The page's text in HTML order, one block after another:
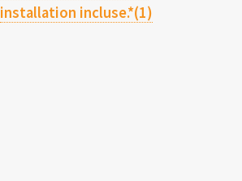
installation incluse.*(1)